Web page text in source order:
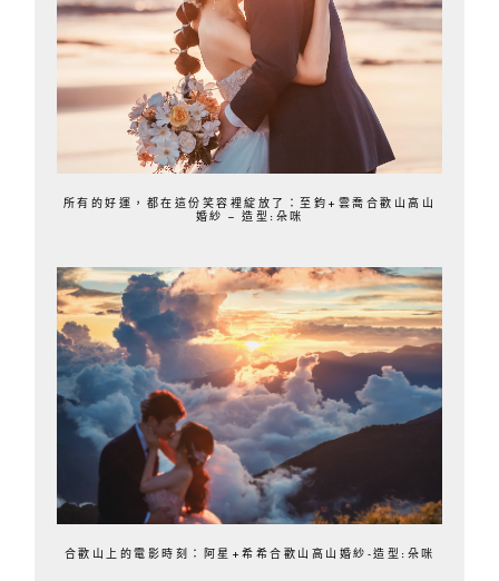
所有的好運，都在這份笑容裡綻放了：至鈞+雲喬合歡山高山
婚紗 – 造型:朵咪
合歡山上的電影時刻：阿星+希希合歡山高山婚紗-造型:朵咪